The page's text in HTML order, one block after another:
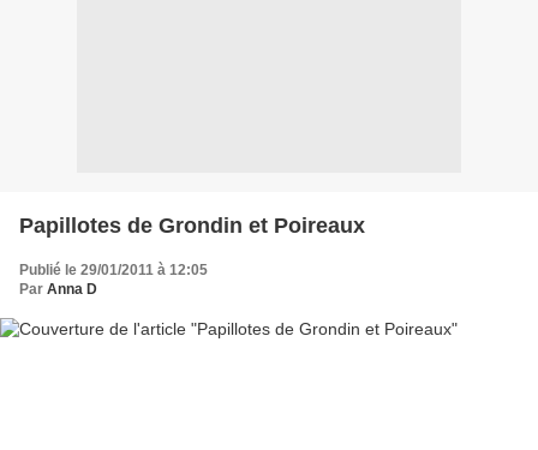
Papillotes de Grondin et Poireaux
Publié le 29/01/2011 à 12:05
Par Anna D